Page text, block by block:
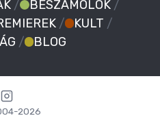
/ BESZÁMOLÓK /
/ KULT /
/ BLOG
2026